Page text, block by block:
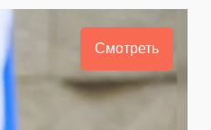
Смотреть